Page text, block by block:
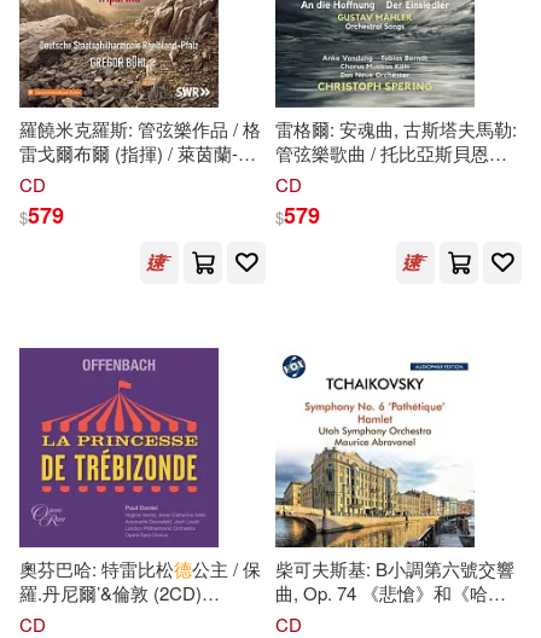
音樂之橋(1) 響韻唱片(1)
風格司藝術創作坊(1)
羅饒米克羅斯: 管弦樂作品 / 格
雷戈爾布爾 (指揮) / 萊茵蘭-伐
爾茲州愛樂樂團(Miklós Rózsa:
Bühl (conductor) / Rheinland-
Pfalz State Philharmonic
CD
$579
雷格爾: 安魂曲, 古斯塔夫馬勒:
管弦樂歌曲 / 托比亞斯貝恩特
(男中音) / 安克馮敦 (次女高音)
(Reger: Requiem · Mahler:
Orchestral Songs / Tobias
Berndt (baritone) / Anke
CD
$579
奧芬巴哈: 特雷比松德公主 / 保
羅.丹尼爾’&倫敦 (2CD)
(Offenbach: La Princesse De
CD
柴可夫斯基: B小調第六號交響
曲, Op. 74 《悲愴》和《哈姆
雷特》/ 阿布拉瓦內爾 (指揮) /
CD